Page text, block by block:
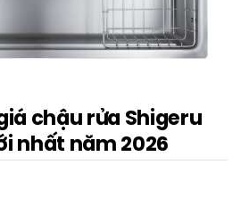
chậu rửa Shigeru
nhất năm 2026